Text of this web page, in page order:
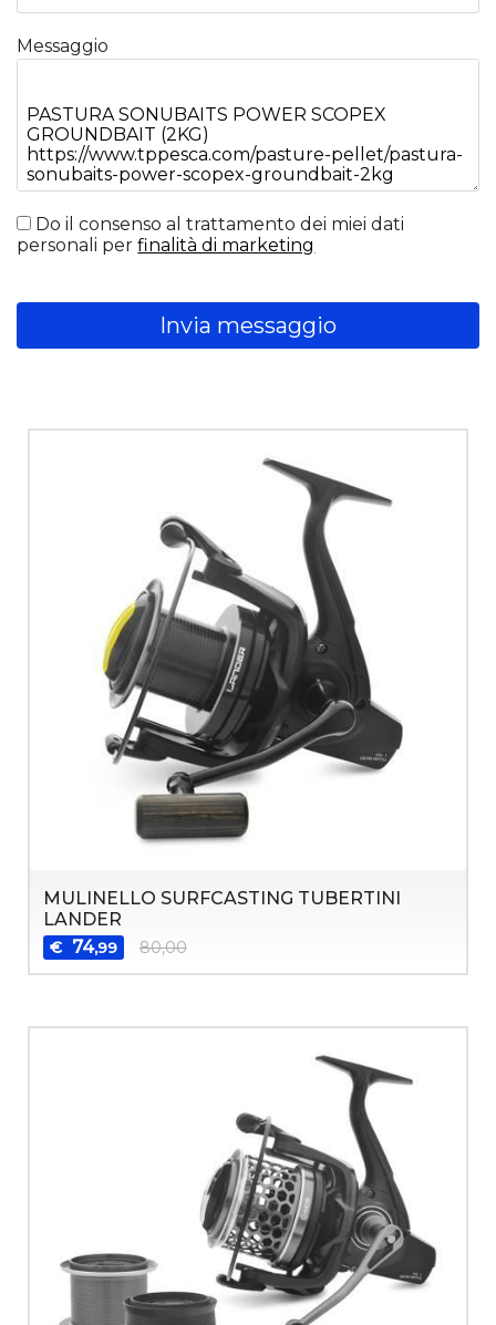
Messaggio
Do il consenso al trattamento dei miei dati
personali perfinalità di marketing
Invia messaggio
MULINELLO SURFCASTING TUBERTINI
LANDER
€ 74,99 80,00